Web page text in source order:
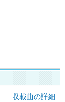
収載曲の詳細